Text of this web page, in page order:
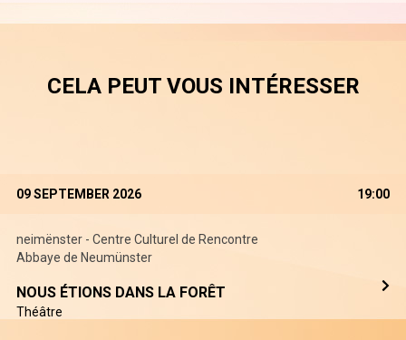
CELA PEUT VOUS INTÉRESSER
09 SEPTEMBER 2026 19:00
neimënster - Centre Culturel de Rencontre
Abbaye de Neumünster
NOUS ÉTIONS DANS LA FORÊT
Théâtre